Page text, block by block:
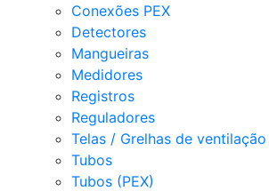
Conexões PEX
Detectores
Mangueiras
Medidores
Registros
Reguladores
Telas / Grelhas de ventilação
Tubos
Tubos (PEX)